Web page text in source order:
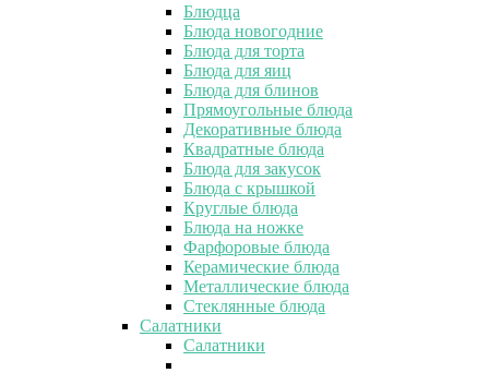
Блюдца
Блюда новогодние
Блюда для торта
Блюда для яиц
Блюда для блинов
Прямоугольные блюда
Декоративные блюда
Квадратные блюда
Блюда для закусок
Блюда с крышкой
Круглые блюда
Блюда на ножке
Фарфоровые блюда
Керамические блюда
Металлические блюда
Стеклянные блюда
Салатники
Салатники